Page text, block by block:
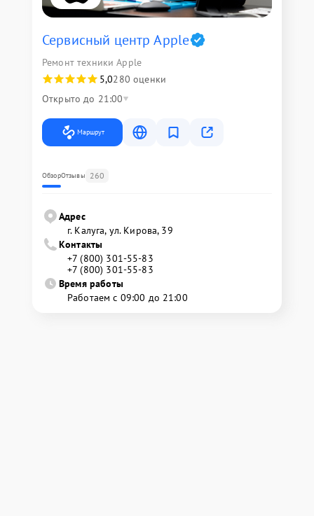
Сервисный центр Apple
Ремонт техники Apple
5,0280 оценки
Открыто до 21:00
Маршрут
ОбзорОтзывы 260
Адрес
г. Калуга, ул. Кирова, 39
Контакты
+7 (800) 301-55-83
+7 (800) 301-55-83
Время работы
Работаем с 09:00 до 21:00